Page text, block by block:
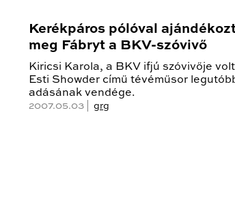
Kerékpáros pólóval
meg Fábryt a BKV-szóvivő
Kiricsi Karola, a BKV ifjú szóvivője
Esti Showder című tévéműsor
adásának vendége.
2007.05.03 | grg